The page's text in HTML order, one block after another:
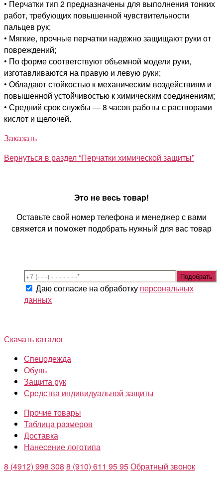
• Перчатки тип 2 предназначены для выполнения тонких
работ, требующих повышенной чувствительности
пальцев рук;
• Мягкие, прочные перчатки надежно защищают руки от
повреждений;
• По форме соответствуют объемной модели руки,
изготавливаются на правую и левую руки;
• Обладают стойкостью к механическим воздействиям и
повышенной устойчивостью к химическим соединениям;
• Средний срок службы — 8 часов работы с растворами
кислот и щелочей.
Заказать
Вернуться в раздел “Перчатки химической защиты”
Это не весь товар!
Оставьте свой номер телефона и менеджер с вами
свяжется и поможет подобрать нужный для вас товар
Даю согласие на обработку персональных
данных
Скачать каталог
Спецодежда
Обувь
Защита рук
Средства индивидуальной защиты
Прочие товары
Таблица размеров
Доставка
Нанесение логотипа
8 (4912) 998 308 8 (910) 611 95 95Обратный звонок